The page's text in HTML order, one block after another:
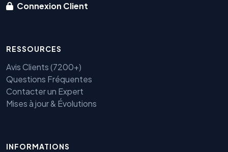
Connexion Client
RESSOURCES
Avis Clients (7200+)
Questions Fréquentes
Contacter un Expert
Mises à jour & Évolutions
INFORMATIONS